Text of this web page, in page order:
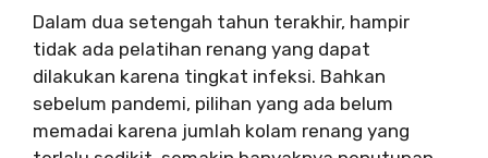
Dalam dua setengah tahun terakhir, hampir
tidak ada pelatihan renang yang dapat
dilakukan karena tingkat infeksi. Bahkan
sebelum pandemi, pilihan yang ada belum
memadai karena jumlah kolam renang yang